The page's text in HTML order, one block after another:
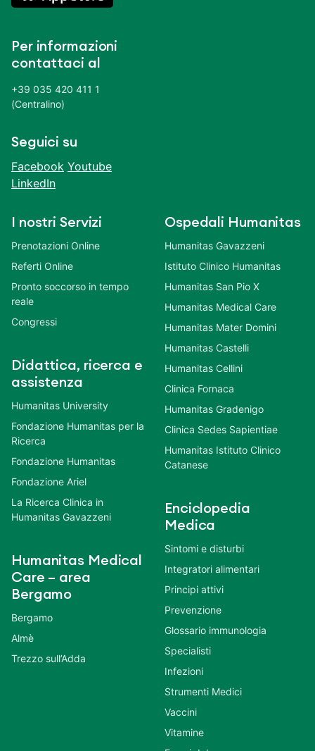
Per informazioni
contattaci al
+39 035 420 411 1
(Centralino)
Seguici su
Facebook Youtube
LinkedIn
I nostri Servizi
Prenotazioni Online
Referti Online
Pronto soccorso in tempo
reale
Congressi
Didattica, ricerca e
assistenza
Humanitas University
Fondazione Humanitas per la
Ricerca
Fondazione Humanitas
Fondazione Ariel
La Ricerca Clinica in
Humanitas Gavazzeni
Humanitas Medical
Care – area
Bergamo
Bergamo
Almè
Trezzo sull’Adda
Ospedali Humanitas
Humanitas Gavazzeni
Istituto Clinico Humanitas
Humanitas San Pio X
Humanitas Medical Care
Humanitas Mater Domini
Humanitas Castelli
Humanitas Cellini
Clinica Fornaca
Humanitas Gradenigo
Clinica Sedes Sapientiae
Humanitas Istituto Clinico
Catanese
Enciclopedia
Medica
Sintomi e disturbi
Integratori alimentari
Principi attivi
Prevenzione
Glossario immunologia
Specialisti
Infezioni
Strumenti Medici
Vaccini
Vitamine